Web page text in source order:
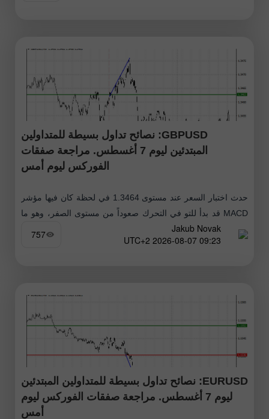
GBPUSD: نصائح تداول بسيطة للمتداولين
المبتدئين ليوم 7 أغسطس. مراجعة صفقات
الفوركس ليوم أمس
حدث اختبار السعر عند مستوى 1.3464 في لحظة كان فيها مؤشر
MACD قد بدأ للتو في التحرك صعوداً من مستوى الصفر، وهو ما
أكد صحة نقطة الدخول لشراء الجنيه الإسترليني
Jakub Novak
09:23 2026-08-07 UTC+2
757
EURUSD: نصائح تداول بسيطة للمتداولين المبتدئين
ليوم 7 أغسطس. مراجعة صفقات الفوركس ليوم
أمس